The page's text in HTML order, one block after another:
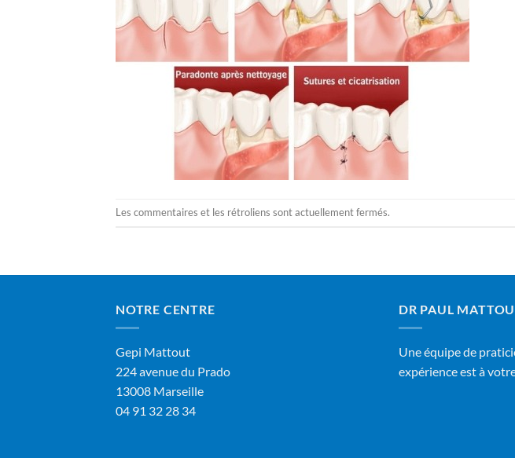
Les commentaires et les rétroliens sont actuellement fermés.
NOTRE CENTRE
Gepi Mattout
224 avenue du Prado
13008 Marseille
04 91 32 28 34
DR PAUL
Une équipe de
expérience est à